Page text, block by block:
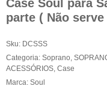
Case Soul para
parte ( Não
Sku: DCSSS
Categoria: Soprano
ACESSÓRIOS Case
Marca: Soul